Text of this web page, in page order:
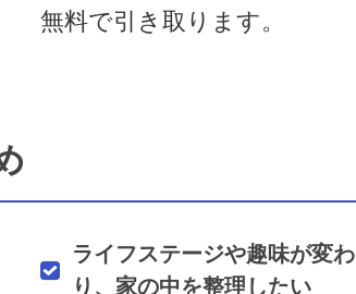
無料で引き取ります。
ライフステージや趣味が変わ
り、家の中を整理したい